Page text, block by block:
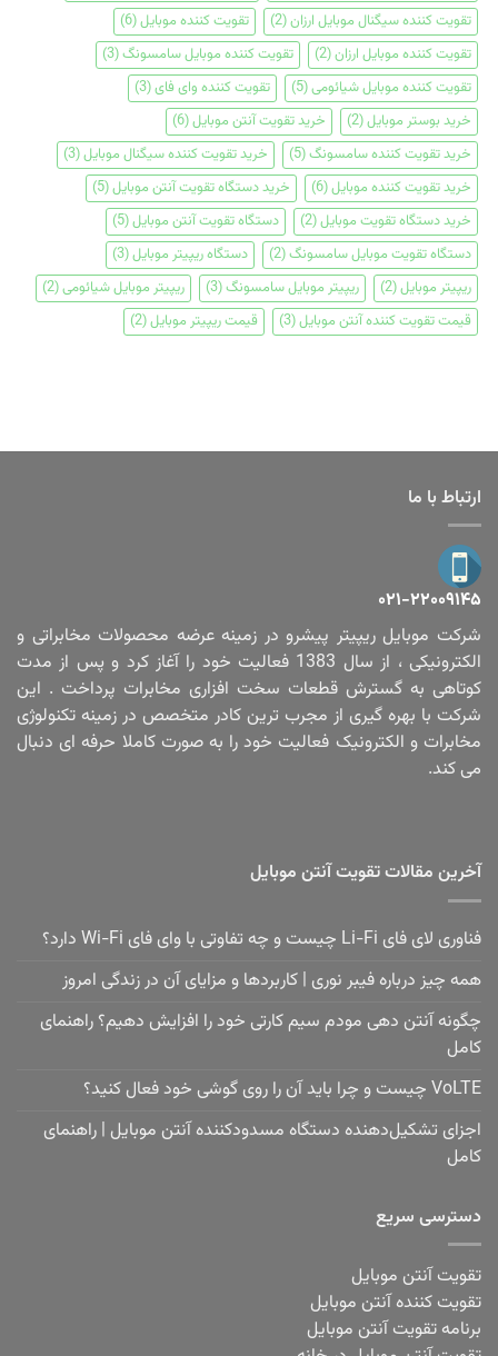
تقویت کننده سیگنال موبایل ارزان(2) تقویت کننده موبایل(6)
تقویت کننده موبایل ارزان(2) تقویت کننده موبایل سامسونگ(3)
تقویت کننده موبایل شیائومی(5) تقویت کننده وای فای(3)
خرید بوستر موبایل(2) خرید تقویت آنتن موبایل(6)
خرید تقویت کننده سامسونگ(5) خرید تقویت کننده سیگنال موبایل(3)
خرید تقویت کننده موبایل(6) خرید دستگاه تقویت آنتن موبایل(5)
خرید دستگاه تقویت موبایل(2) دستگاه تقویت آنتن موبایل(5)
دستگاه تقویت موبایل سامسونگ(2) دستگاه ریپیتر موبایل(3)
ریپیتر موبایل(2) ریپیتر موبایل سامسونگ(3) ریپیتر موبایل شیائومی(2)
قیمت تقویت کننده آنتن موبایل(3) قیمت ریپیتر موبایل(2)
ارتباط با ما
۰۲۱-۲۲۰۰۹۱۴۵
شرکت موبایل ریپیتر پیشرو در زمینه عرضه محصولات مخابراتی و
الکترونیکی ، از سال 1383 فعالیت خود را آغاز کرد و پس از مدت
کوتاهی به گسترش قطعات سخت افزاری مخابرات پرداخت . این
شرکت با بهره گیری از مجرب ترین کادر متخصص در زمینه تکنولوژی
مخابرات و الکترونیک فعالیت خود را به صورت کاملا حرفه ای دنبال
می کند.
آخرین مقالات تقویت آنتن موبایل
فناوری لای فای Li-Fi چیست و چه تفاوتی با وای فای Wi-Fi دارد؟
همه چیز درباره فیبر نوری | کاربردها و مزایای آن در زندگی امروز
چگونه آنتن دهی مودم سیم کارتی خود را افزایش دهیم؟ راهنمای
کامل
VoLTE چیست و چرا باید آن را روی گوشی خود فعال کنید؟
اجزای تشکیل‌دهنده دستگاه مسدودکننده آنتن موبایل | راهنمای
کامل
دسترسی سریع
تقویت آنتن موبایل
تقویت کننده آنتن موبایل
برنامه تقویت آنتن موبایل